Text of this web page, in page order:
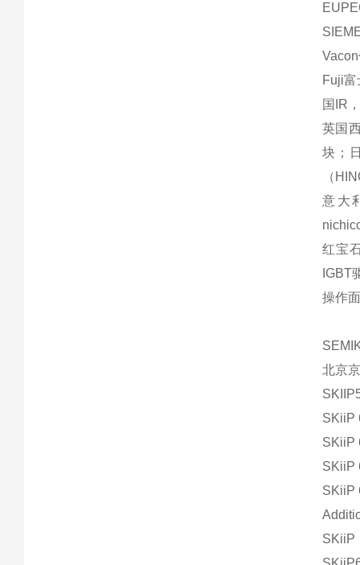
Fuji
国IR
英国
块；
（
意大
红宝
IGBT
操作
北京
SKiiP
SKiiP
SKiiP
SKiiP
SKiiP